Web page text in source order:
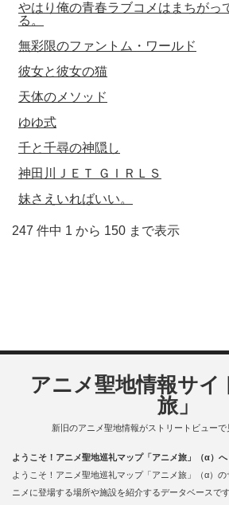
やはり俺の青春ラブコメはまちがっ
る。
無彩限のファントム・ワールド
彼女と彼女の猫
天体のメソッド
ゆゆ式
千と千尋の神隠し
神田川ＪＥＴ ＧＩＲＬＳ
妹さえいればいい。
247 件中 1 から 150 まで表示
アニメ聖地情報サイ
旅」
新旧のアニメ聖地情報がストリートビューで
ようこそ！アニメ聖地巡礼マップ「アニメ旅」（α）へ
ようこそ！アニメ聖地巡礼マップ「アニメ旅」（α）
ニメに登場する場所や施設を紹介するデータベースで